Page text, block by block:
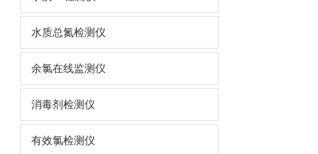
水质总氮检测仪
余氯在线监测仪
消毒剂检测仪
有效氯检测仪